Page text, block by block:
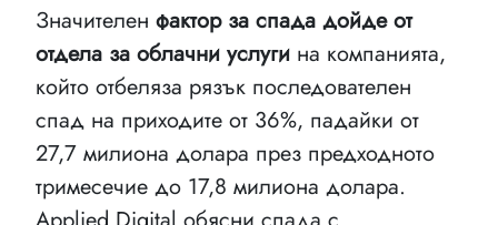
Значителен фактор за спада дойде от
отдела за облачни услуги на компанията,
който отбеляза рязък последователен
спад на приходите от 36%, падайки от
27,7 милиона долара през предходното
тримесечие до 17,8 милиона долара.